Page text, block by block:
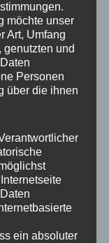
möchte unser
Art, Umfang
genutzten und
Personen
über die ihnen
ein absoluter